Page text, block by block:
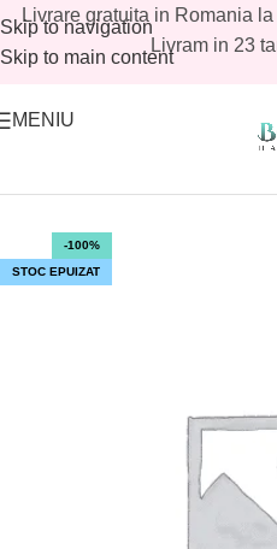
Skip to navigation
Skip to main content
Livrare gratuita in Romania
Livram in 23
MENIU
Tavite
-100%
STOC EPUIZAT